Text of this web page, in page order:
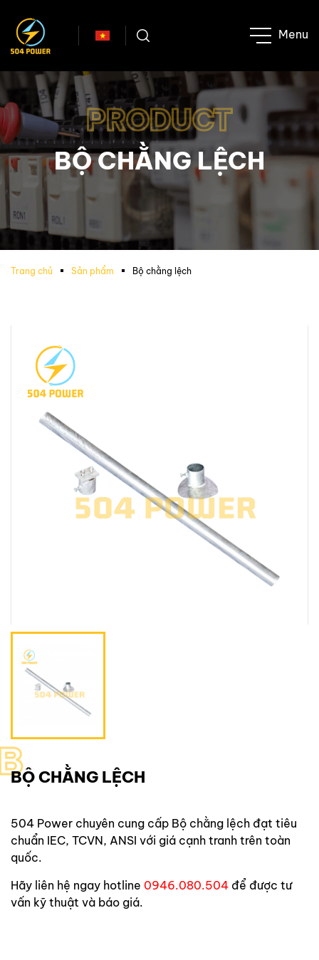
BỘ CHẰNG LỆCH
PRODUCT
Trang chủ Sản phẩm Bộ chằng lệch
BỘ CHẰNG LỆCH
504 Power chuyên cung cấp Bộ chằng lệch đạt tiêu
chuẩn IEC, TCVN, ANSI với giá cạnh tranh trên toàn
quốc.
Hãy liên hệ ngay hotline 0946.080.504 để được tư
vấn kỹ thuật và báo giá.